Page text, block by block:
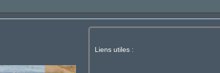
Liens utiles :